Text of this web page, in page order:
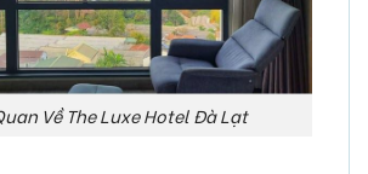
Về The Luxe Hotel Đà Lạt